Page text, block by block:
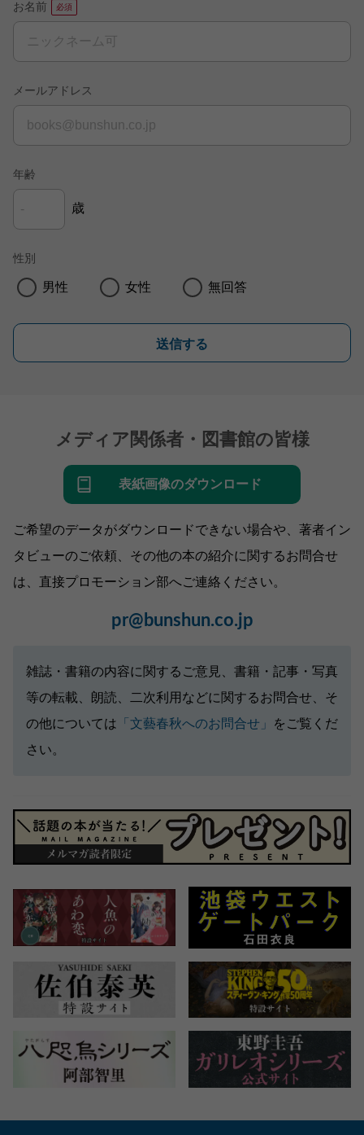
お名前
メールアドレス
年齢
歳
性別
男性 女性 無回答
送信する
メディア関係者・図書館の皆様
表紙画像のダウンロード
ご希望のデータがダウンロードできない場合や、著者イン
タビューのご依頼、その他の本の紹介に関するお問合せ
は、直接プロモーション部へご連絡ください。
pr@bunshun.co.jp
雑誌・書籍の内容に関するご意見、書籍・記事・写真
等の転載、朗読、二次利用などに関するお問合せ、そ
の他については 「文藝春秋へのお問合せ」
をご覧くだ
さい。